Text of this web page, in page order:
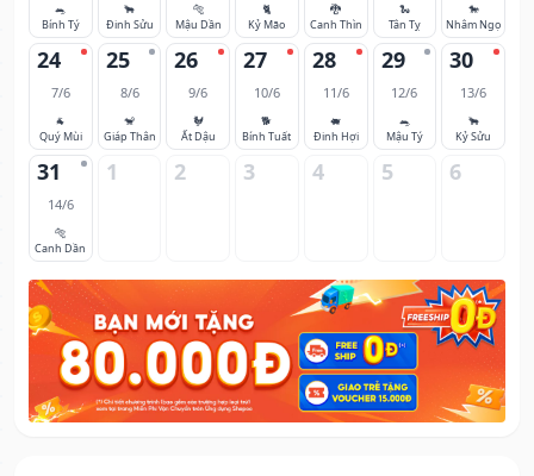
🐀
Bính Tý
🐂
Đinh Sửu
🐅
Mậu Dần
🐈
Kỷ Mão
🐉
Canh Thìn
🐍
Tân Tỵ
🐎
Nhâm Ngọ
24
7/6
🐐
Quý Mùi
25
8/6
🐒
Giáp Thân
26
9/6
🐓
Ất Dậu
27
10/6
🐕
Bính Tuất
28
11/6
🐖
Đinh Hợi
29
12/6
🐀
Mậu Tý
30
13/6
🐂
Kỷ Sửu
31
14/6
🐅
Canh Dần
1 2 3 4 5 6